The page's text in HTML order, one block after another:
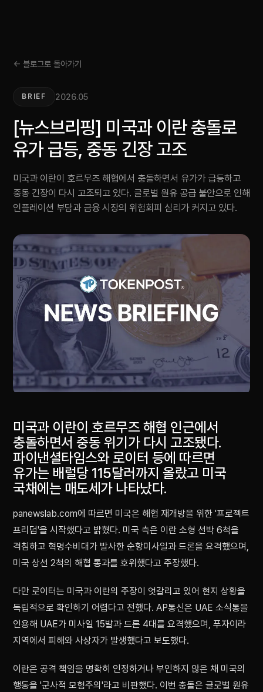
← 블로그로 돌아가기
BRIEF 2026.05
[뉴스브리핑] 미국과 이란 충돌로
유가 급등, 중동 긴장 고조
미국과 이란이 호르무즈 해협에서 충돌하면서 유가가 급등하고
중동 긴장이 다시 고조되고 있다. 글로벌 원유 공급 불안으로 인해
인플레이션 부담과 금융 시장의 위험회피 심리가 커지고 있다.
미국과 이란이 호르무즈 해협 인근에서
충돌하면서 중동 위기가 다시 고조됐다.
파이낸셜타임스와 로이터 등에 따르면
유가는 배럴당 115달러까지 올랐고 미국
국채에는 매도세가 나타났다.
panewslab.com에 따르면 미국은 해협 재개방을 위한 '프로젝트
프리덤'을 시작했다고 밝혔다. 미국 측은 이란 소형 선박 6척을
격침하고 혁명수비대가 발사한 순항미사일과 드론을 요격했으며,
미국 상선 2척의 해협 통과를 호위했다고 주장했다.
다만 로이터는 미국과 이란의 주장이 엇갈리고 있어 현지 상황을
독립적으로 확인하기 어렵다고 전했다. AP통신은 UAE 소식통을
인용해 UAE가 미사일 15발과 드론 4대를 요격했으며, 푸자이라
지역에서 피해와 사상자가 발생했다고 보도했다.
이란은 공격 책임을 명확히 인정하거나 부인하지 않은 채 미국의
행동을 '군사적 모험주의'라고 비판했다. 이번 충돌은 글로벌 원유